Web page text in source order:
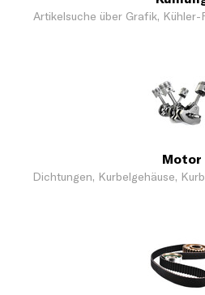
Artikelsuche über Grafik, Kühler-
Motor
Dichtungen, Kurbelgehäuse,